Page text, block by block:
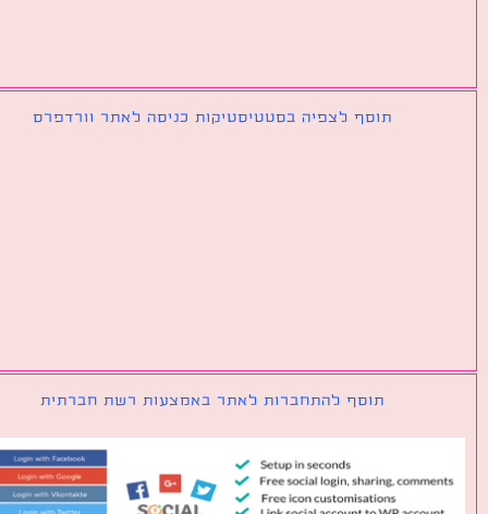
תוסף לצפיה בסטטיסטיקות כניסה לאתר וורדפרס
תוסף להתחברות לאתר באמצעות רשת חברתית